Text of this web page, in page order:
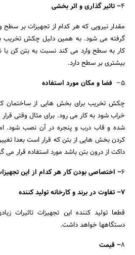
4– تاثیر گذاری و اثر بخشی
مقدار نیرویی که هر کدام از تجهیزات بر سطح
بیشتری بر سطح دارد.
5–
فضا و مکان مورد استفاده
چکش تخریب برای بخش هایی از ساختمان
خراب شود به کار می رود. برای مثال وقتی
شده و قاب درب و پنجره در آن نصب شود.
کردن بخش هایی از بتن که قرار است بعدا
داکت از درون بتن باشد مورد استفاده قرار می
6– اختصاصی بودن کار هر کدام از این
7– تفاوت در برند و کارخانه تولید کننده
قطعا تولید کننده این تجهیزات تاثیرات
دستگاهها خواهد داشت.
8– قیمت